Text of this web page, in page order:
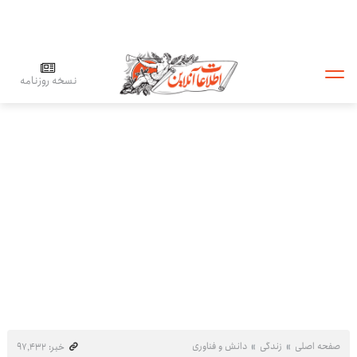
نسخه روزنامه
صفحه اصلی زندگی دانش و فناوری
خبر: ۹۷٬۴۳۲